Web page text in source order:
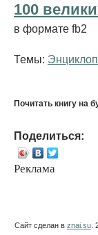
100
в формате fb2
Темы:
Почитать книгу на
Поделиться:
Реклама
Сайт сделан в znai.su